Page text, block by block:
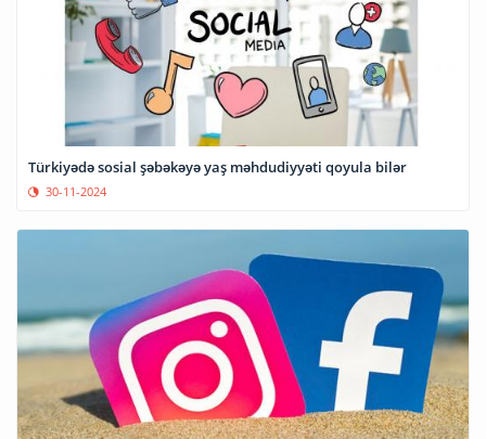
Türkiyədə sosial şəbəkəyə yaş məhdudiyyəti qoyula bilər
30-11-2024